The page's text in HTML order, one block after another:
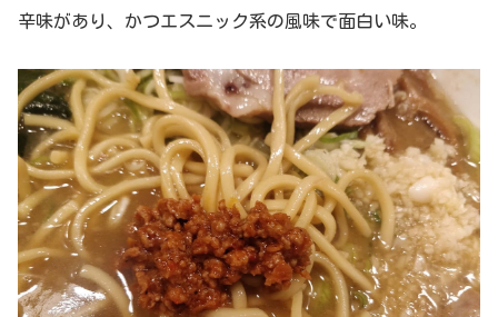
辛味があり、かつエスニック系の風味で面白い味。